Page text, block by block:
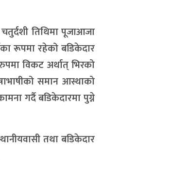
तिथिमा पूजाआजा
रूपमा रहेको बडिकेदार
विकट अर्थात् भिरको
समान आस्थाको
गर्दै बडिकेदारमा पुग्ने
तथा बडिकेदार